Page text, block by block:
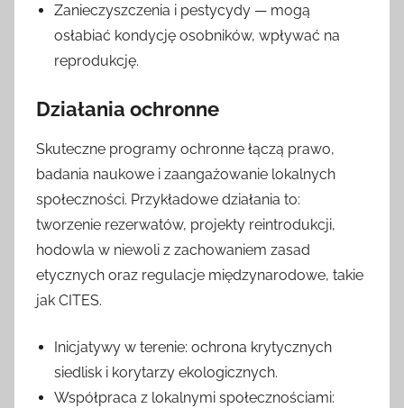
Zanieczyszczenia i pestycydy — mogą
osłabiać kondycję osobników, wpływać na
reprodukcję.
Działania ochronne
Skuteczne programy ochronne łączą prawo,
badania naukowe i zaangażowanie lokalnych
społeczności. Przykładowe działania to:
tworzenie rezerwatów, projekty reintrodukcji,
hodowla w niewoli z zachowaniem zasad
etycznych oraz regulacje międzynarodowe, takie
jak CITES.
Inicjatywy w terenie: ochrona krytycznych
siedlisk i korytarzy ekologicznych.
Współpraca z lokalnymi społecznościami: